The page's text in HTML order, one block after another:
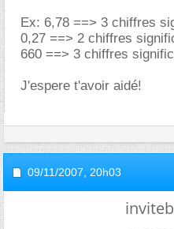
Ex: 6,78 ==> 3 chiffres
0,27 ==> 2 chiffres
660 ==> 3 chiffres
J'espere t'avoir aidé!
09/11/2007, 20h03